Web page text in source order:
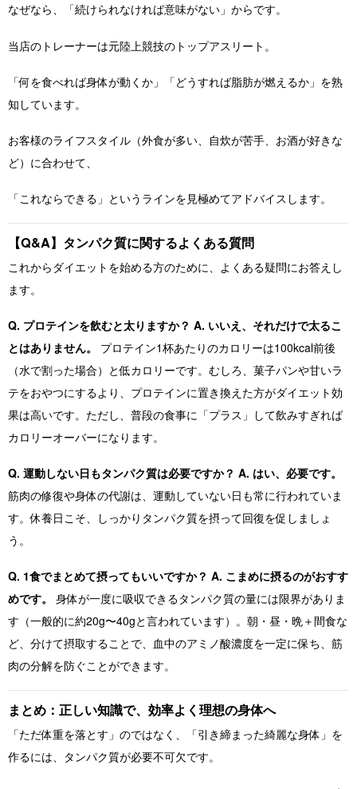
なぜなら、「続けられなければ意味がない」からです。
当店のトレーナーは元陸上競技のトップアスリート。
「何を食べれば身体が動くか」「どうすれば脂肪が燃えるか」を熟
知しています。
お客様のライフスタイル（外食が多い、自炊が苦手、お酒が好きな
ど）に合わせて、
「これならできる」というラインを見極めてアドバイスします。
【Q&A】タンパク質に関するよくある質問
これからダイエットを始める方のために、よくある疑問にお答えし
ます。
Q. プロテインを飲むと太りますか？ A. いいえ、それだけで太るこ
とはありません。
プロテイン1杯あたりのカロリーは100kcal前後
（水で割った場合）と低カロリーです。むしろ、菓子パンや甘いラ
テをおやつにするより、プロテインに置き換えた方がダイエット効
果は高いです。ただし、普段の食事に「プラス」して飲みすぎれば
カロリーオーバーになります。
Q. 運動しない日もタンパク質は必要ですか？ A. はい、必要です。
筋肉の修復や身体の代謝は、運動していない日も常に行われていま
す。休養日こそ、しっかりタンパク質を摂って回復を促しましょ
う。
Q. 1食でまとめて摂ってもいいですか？ A. こまめに摂るのがおすす
めです。
身体が一度に吸収できるタンパク質の量には限界がありま
す（一般的に約20g〜40gと言われています）。朝・昼・晩＋間食な
ど、分けて摂取することで、血中のアミノ酸濃度を一定に保ち、筋
肉の分解を防ぐことができます。
まとめ：正しい知識で、効率よく理想の身体へ
「ただ体重を落とす」のではなく、「引き締まった綺麗な身体」を
作るには、タンパク質が必要不可欠です。